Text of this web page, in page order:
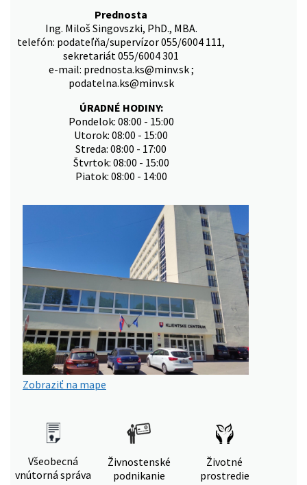
Prednosta
Ing. Miloš Singovszki, PhD., MBA.
telefón: podateľňa/supervízor 055/6004 111,
sekretariát 055/6004 301
e-mail: prednosta.ks@minv.sk ;
podatelna.ks@minv.sk
ÚRADNÉ HODINY:
Pondelok: 08:00 - 15:00
Utorok: 08:00 - 15:00
Streda: 08:00 - 17:00
Štvrtok: 08:00 - 15:00
Piatok: 08:00 - 14:00
Zobraziť na mape
Všeobecná
vnútorná správa
Živnostenské
podnikanie
Životné
prostredie